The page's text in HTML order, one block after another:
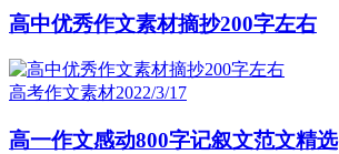
高中优秀作文素材摘抄200字左右
高考作文素材2022/3/17
高一作文感动800字记叙文范文精选